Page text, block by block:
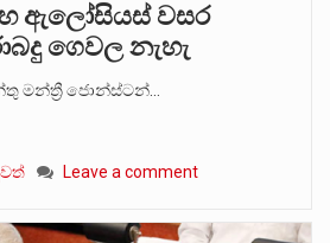
ඇලෝසියස් වසර
ගෙවල නැහැ
මන්ත්‍රී ජොන්ස්ටන්…
Leave a comment